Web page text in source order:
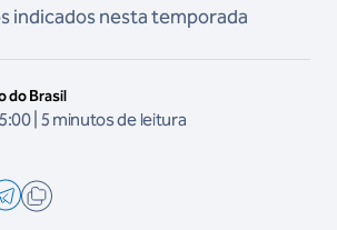
indicados nesta temporada
do Brasil
| 5 minutos de leitura